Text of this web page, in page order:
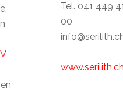
Tel. 041 449
00